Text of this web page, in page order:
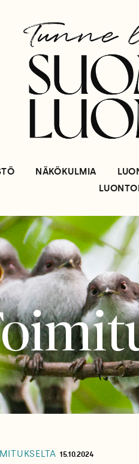
NÄKÖKULMIA
15.10.2024